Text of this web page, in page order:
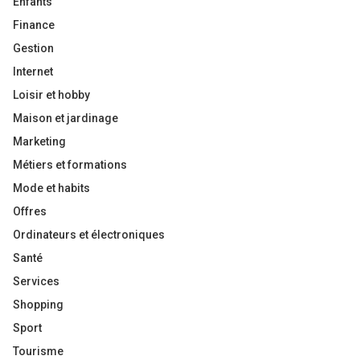
Finance
Gestion
Internet
Loisir et hobby
Maison et jardinage
Marketing
Métiers et formations
Mode et habits
Offres
Ordinateurs et électroniques
Santé
Services
Shopping
Sport
Tourisme